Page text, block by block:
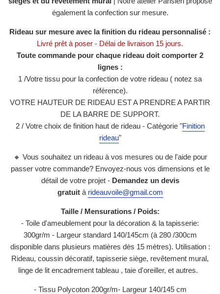
également la confection sur mesure.
Rideau sur mesure avec la finition du rideau personnalisé :
Livré prêt à poser - Délai de livraison 15 jours.
Toute commande pour chaque rideau doit comporter 2
lignes :
1 /Votre tissu pour la confection de votre rideau ( notez sa
référence).
VOTRE HAUTEUR DE RIDEAU EST A PRENDRE A PARTIR
DE LA BARRE DE SUPPORT.
2 / Votre choix de finition haut de rideau - Catégorie "Finition
rideau"
🔸 Vous souhaitez un rideau à vos mesures ou de l'aide pour
passer votre commande? Envoyez-nous vos dimensions et le
détail de votre projet - Demandez un devis
gratuit à rideauvoile@gmail.com
Taille / Mensurations / Poids:
- Toile d'ameublement pour la décoration & la tapisserie:
300gr/m - Largeur standard 140/145cm (à 280 /300cm
disponible dans plusieurs matières dès 15 mètres). Utilisation :
Rideau, coussin décoratif, tapisserie siège, revêtement mural,
linge de lit encadrement tableau , taie d'oreiller, et autres.
- Tissu Polycoton 200gr/m- Largeur 140/145 cm